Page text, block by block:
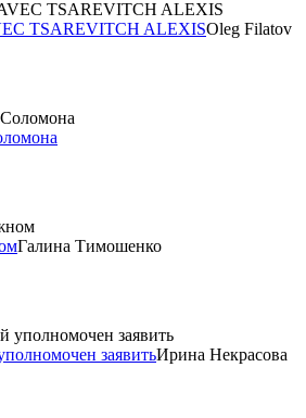
TSAREVITCH ALEXISOleg Filatov
Галина Тимошенко
заявитьИрина Некрасова